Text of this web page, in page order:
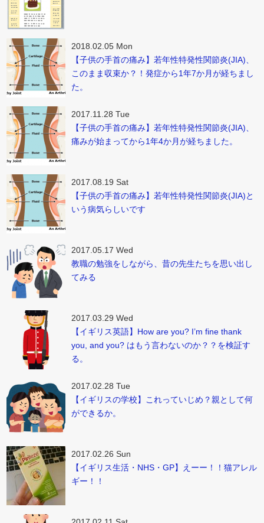
2018.02.05 Mon
【子供の手首の痛み】若年性特発性関節炎(JIA)、
このまま収束か？！発症から1年7か月が経ちまし
た。
2017.11.28 Tue
【子供の手首の痛み】若年性特発性関節炎(JIA)、
痛みが始まってから1年4か月が経ちました。
2017.08.19 Sat
【子供の手首の痛み】若年性特発性関節炎(JIA)と
いう病気らしいです
2017.05.17 Wed
教職の勉強をしながら、昔の先生たちを思い出し
てみる
2017.03.29 Wed
【イギリス英語】How are you? I’m fine thank
you, and you? はもう言わないのか？？を検証す
る。
2017.02.28 Tue
【イギリスの学校】これっていじめ？親として何
ができるか。
2017.02.26 Sun
【イギリス生活・NHS・GP】えーー！！猫アレル
ギー！！